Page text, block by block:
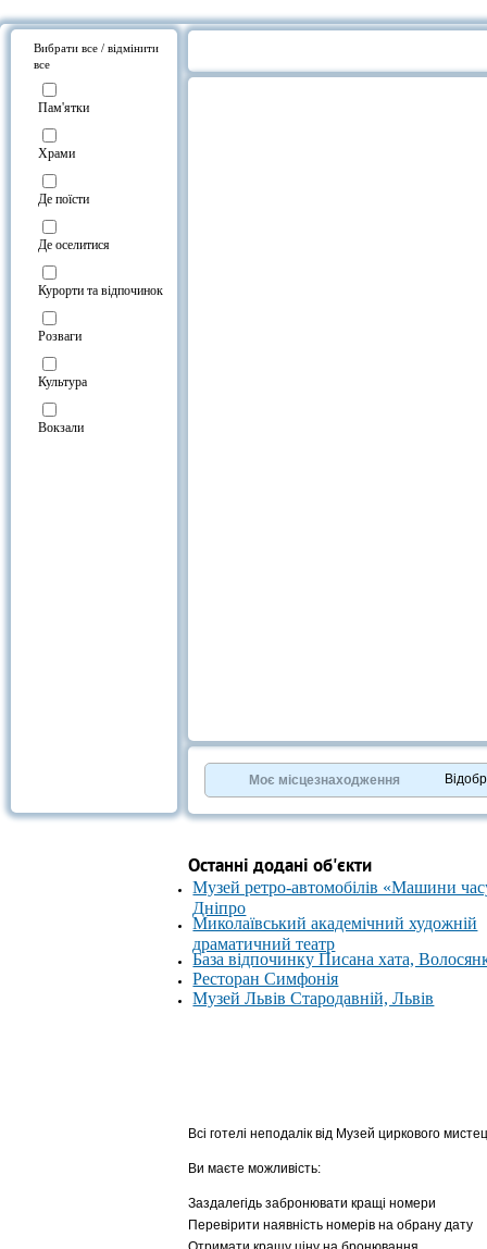
Вибрати все / відмінити
все
Пам'ятки
Храми
Де поїсти
Де оселитися
Курорти та відпочинок
Розваги
Культура
Вокзали
Моє місцезнаходження
Останні додані об'єкти
Музей ретро-автомобілів «Машини
Дніпро
Миколаївський академічний художній
драматичний театр
База відпочинку Писана хата,
Ресторан Симфонія
Музей Львів Стародавній, Львів
Всі готелі неподалік від Музей циркового
Ви маєте можливість:
Заздалегідь забронювати кращі номери
Перевірити наявність номерів на обрану дату